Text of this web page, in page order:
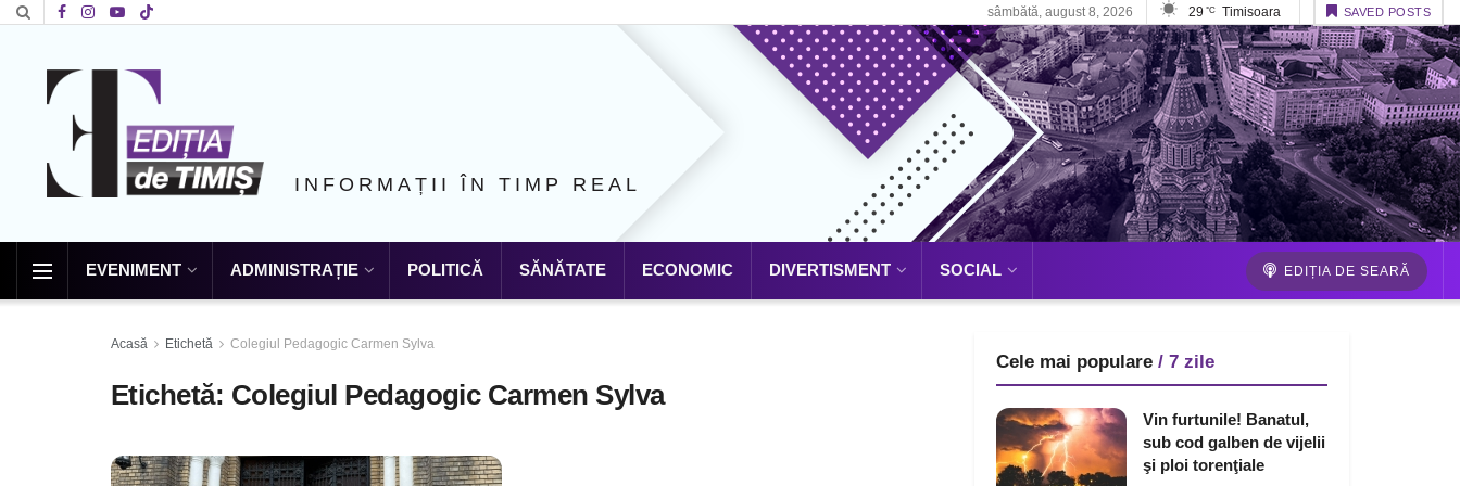
sâmbătă, august 8, 2026 29 °C Timisoara SAVED POSTS
INFORMAȚII ÎN TIMP REAL
EVENIMENT ADMINISTRAȚIE POLITICĂ SĂNĂTATE ECONOMIC DIVERTISMENT SOCIAL EDIȚIA DE SEARĂ
Acasă Etichetă Colegiul Pedagogic Carmen Sylva
Etichetă: Colegiul Pedagogic Carmen Sylva
Cele mai populare / 7 zile
Vin furtunile! Banatul,
sub cod galben de vijelii
şi ploi torenţiale